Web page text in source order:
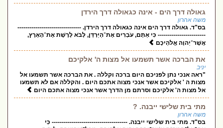
גאולה דרך הים - אינה כגאולה דרך הירדן
משה אהרון
בס"ד. גאולה דרך הים אינה כגאולה דרך הירדן. --------------------------------
------------------------ כִּי אַתֶּם, עֹבְרִים אֶת־הַיַּרְדֵּן, לָבֹא לָרֶשֶׁת אֶת־הָאָרֶץ,
אֲשֶׁר־יְהוָה אֱלֹהֵיכֶם
את הברכה אשר תשמעו אל מצות ה' אלקיכם
יניב
"ראה אנכי נתן לפניכם היום ברכה וקללה . את הברכה אשר תשמעו אל
מצות ה ' אלקיכם אשר אנכי מצוה אתכם היום . והקללה אם לא תשמעו
אל מצות ה' אלקיכם וסרתם מן הדרך אשר אנכי מצוה אתכם היום
מתי בית שלישי ייבנה. ?
משה אהרון
בס"ד. מתי בית שלישי ייבנה. -------------------------------------- כִּי